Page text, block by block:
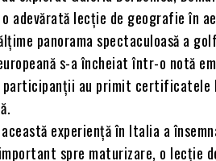
adevărată lecție de geografie în
panorama spectaculoasă a
s-a încheiat într-o notă
au primit certificatele
experiență în Italia a
spre maturizare, o lecție